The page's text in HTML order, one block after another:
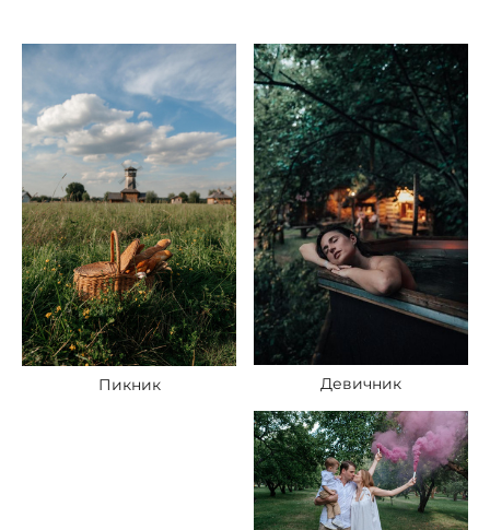
Пикник Девичник